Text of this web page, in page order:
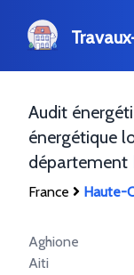
Audit
énergétique
département
France Haute-
Aghione
Aiti